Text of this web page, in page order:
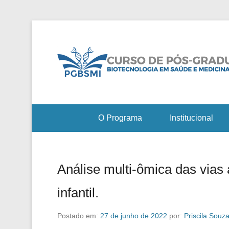
O Programa Institucional
Análise multi-ômica das vias
infantil.
Postado em: 27 de junho de 2022 por: Priscila Souza